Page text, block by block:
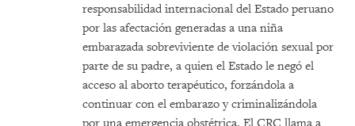
responsabilidad internacional del Estado peruano
por las afectación generadas a una niña
embarazada sobreviviente de violación sexual por
parte de su padre, a quien el Estado le negó el
acceso al aborto terapéutico, forzándola a
continuar con el embarazo y criminalizándola
por una emergencia obstétrica. El CRC llama a